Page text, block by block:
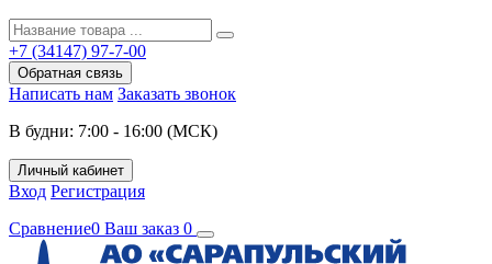
+7 (34147) 97-7-00
Обратная связь
Написать нам Заказать звонок
В будни: 7:00 - 16:00 (МСК)
Личный кабинет
Вход Регистрация
Сравнение0 Ваш заказ 0